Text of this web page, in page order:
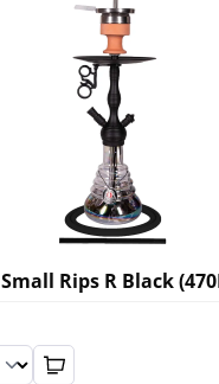
Rips R Black